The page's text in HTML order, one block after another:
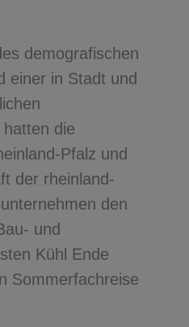
demografischen
einer in Stadt und
die
Pfalz und
der rheinland-
den
und
Kühl Ende
Sommerfachreise